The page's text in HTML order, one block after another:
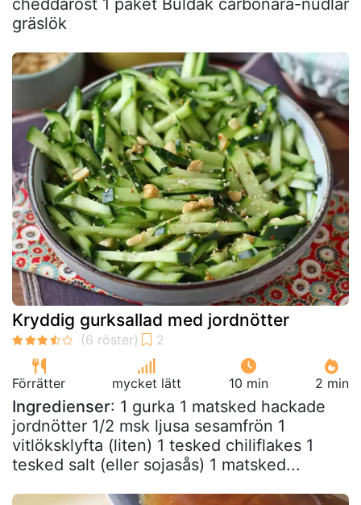
cheddarost 1 paket Buldak carbonara-nudlar
gräslök
Kryddig gurksallad med jordnötter
Förrätter mycket lätt 10 min 2 min
Ingredienser: 1 gurka 1 matsked hackade
jordnötter 1/2 msk ljusa sesamfrön 1
vitlöksklyfta (liten) 1 tesked chiliflakes 1
tesked salt (eller sojasås) 1 matsked...